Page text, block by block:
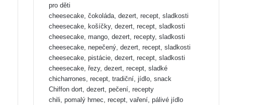
pro děti
cheesecake, čokoláda, dezert, recept, sladkosti
cheesecake, košíčky, dezert, recept, sladkosti
cheesecake, mango, dezert, recepty, sladkosti
cheesecake, nepečený, dezert, recept, sladkosti
cheesecake, pistácie, dezert, recept, sladkosti
cheesecake, řezy, dezert, recept, sladké
chicharrones, recept, tradiční, jídlo, snack
Chiffon dort, dezert, pečení, recepty
chili, pomalý hrnec, recept, vaření, pálivé jídlo